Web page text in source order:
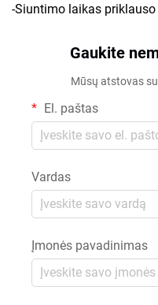
-Siuntimo laikas
Gaukite
Mūsų atstovas
El. paštas
Vardas
Įmonės pavadinimas